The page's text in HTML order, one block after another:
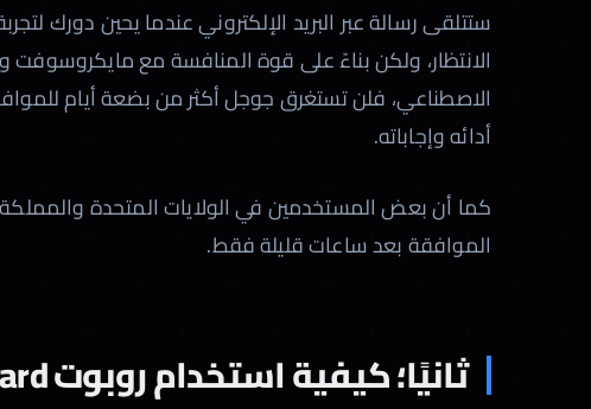
ستتلقى رسالة عبر البريد الإلكتروني عندما يحين دورك
الانتظار، ولكن بناءً على قوة المنافسة مع مايكروسوفت
الاصطناعي، فلن تستغرق جوجل أكثر من بضعة أيام
أدائه وإجاباته.
كما أن بعض المستخدمين في الولايات المتحدة والمملكة
الموافقة بعد ساعات قليلة فقط.
ثانيًا؛ كيفية استخدام روبوت Bard: